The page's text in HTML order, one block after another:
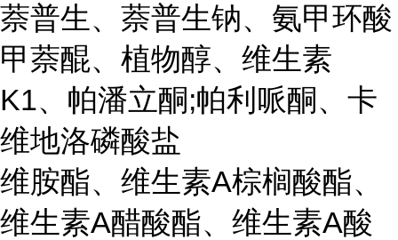
萘普生、萘普生钠、氨甲环酸
甲萘醌、植物醇、维生素
K1、帕潘立酮;帕利哌酮、卡
维地洛磷酸盐
维胺酯、维生素A棕榈酸酯、
维生素A醋酸酯、维生素A酸